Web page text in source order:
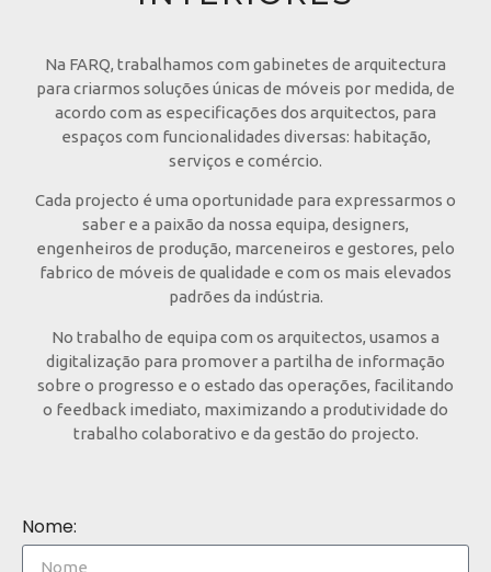
Na FARQ, trabalhamos com gabinetes de arquitectura
para criarmos soluções únicas de móveis por medida, de
acordo com as especificações dos arquitectos, para
espaços com funcionalidades diversas: habitação,
serviços e comércio.
Cada projecto é uma oportunidade para expressarmos o
saber e a paixão da nossa equipa, designers,
engenheiros de produção, marceneiros e gestores, pelo
fabrico de móveis de qualidade e com os mais elevados
padrões da indústria.
No trabalho de equipa com os arquitectos, usamos a
digitalização para promover a partilha de informação
sobre o progresso e o estado das operações, facilitando
o feedback imediato, maximizando a produtividade do
trabalho colaborativo e da gestão do projecto.
Nome: